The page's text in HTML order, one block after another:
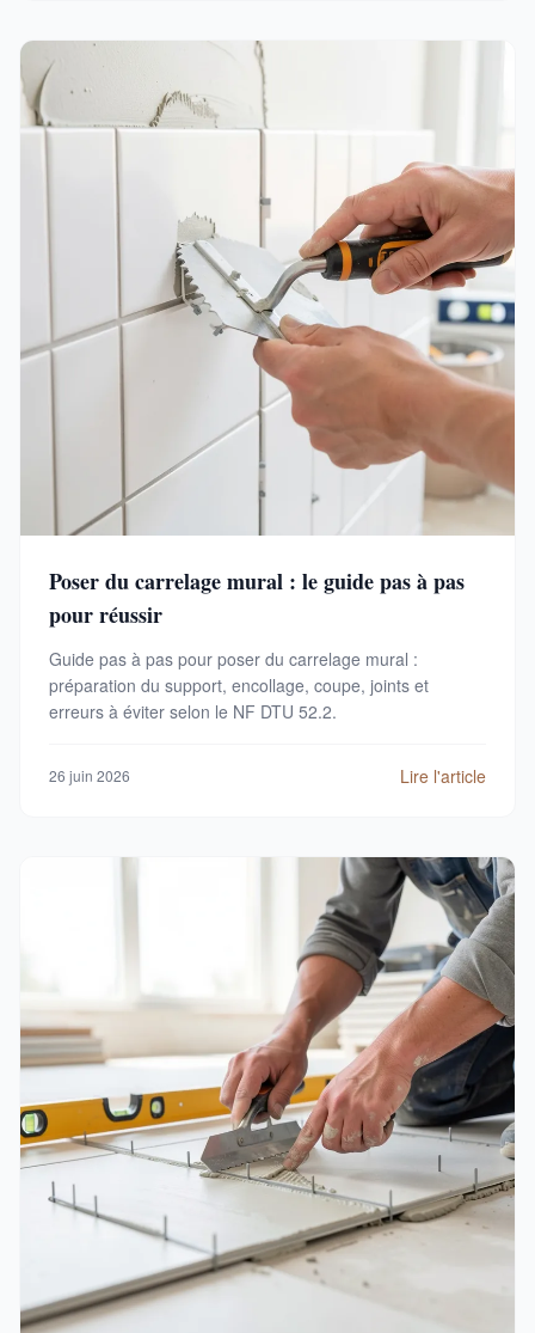
Poser du carrelage mural : le guide pas à pas
pour réussir
Guide pas à pas pour poser du carrelage mural :
préparation du support, encollage, coupe, joints et
erreurs à éviter selon le NF DTU 52.2.
26 juin 2026 Lire l'article